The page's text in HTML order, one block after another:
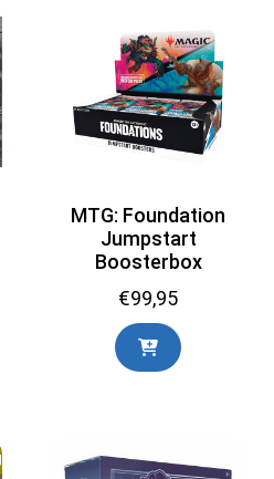
MTG: Foundation
Jumpstart
Boosterbox
€99,95